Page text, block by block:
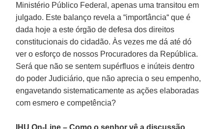
Ministério Público Federal, apenas uma transitou em
julgado. Este balanço revela a “importância“ que é
dada hoje a este órgão de defesa dos direitos
constitucionais do cidadão. Às vezes me dá até dó
ver o esforço de nossos Procuradores da República.
Será que não se sentem supérfluos e inúteis dentro
do poder Judiciário, que não aprecia o seu empenho,
engavetando sistematicamente as ações elaboradas
com esmero e competência?
IHU On-Line – Como o senhor vê a discussão